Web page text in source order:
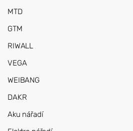
MTD
GTM
RIWALL
VEGA
WEIBANG
DAKR
Aku nářadí